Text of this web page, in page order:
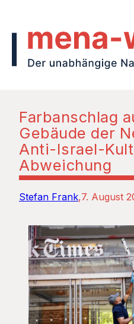
Farbanschlag
Gebäude der
Anti-Israel-
Abweichung
Stefan Frank 7. August